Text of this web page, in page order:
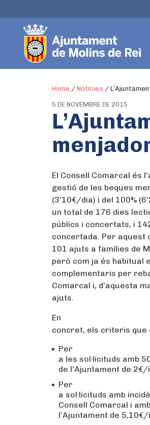
Home / Notícies /
5 DE NOVEMBRE DE 2015
El Consell Comarcal és
gestió de les beques
(3’10€/dia) i del 100%
un total de 176 dies
públics i concertats, i
concertada. Per aquest
101 ajuts a famílies de
però com ja és habitual
complementaris per
Comarcal i, d’aquesta
ajuts.
En
concret, els criteris que
Per
a les sol·licituds amb
de l’Ajuntament de
Per
a sol·licituds amb
Consell Comarcal i
l’Ajuntament de